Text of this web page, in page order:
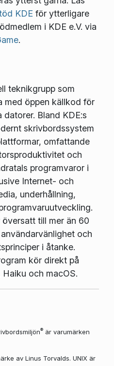
KDE för ytterligare
i KDE e.V. via
.
teknikgrupp som
med öppen källkod för
Bland KDE:s
skrivbordssystem
omfattande
och
programvaror i
Internet- och
underhållning,
översatt till mer än 60
och
i åtanke.
kör direkt på
och macOS.
®är varumärken
av Linus Torvalds. UNIX är